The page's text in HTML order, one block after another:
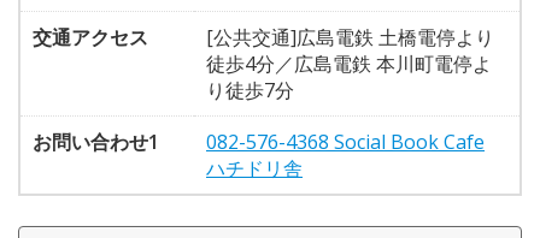
交通アクセス
[公共交通]広島電鉄 土橋電停より
徒歩4分／広島電鉄 本川町電停よ
り徒歩7分
お問い合わせ1
082-576-4368 Social Book Cafe
ハチドリ舎